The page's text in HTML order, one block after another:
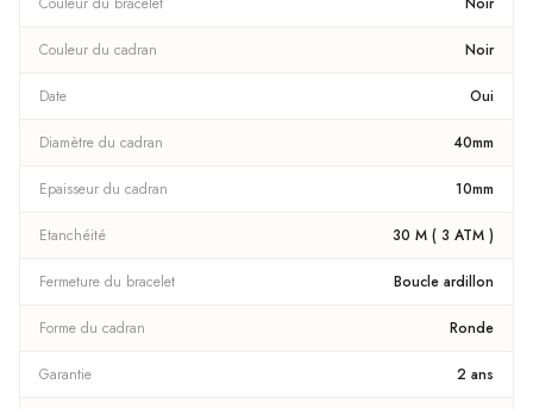
Couleur du cadran Noir
Date Oui
Diamètre du cadran 40mm
Epaisseur du cadran 10mm
Etanchéité 30 M ( 3 ATM )
Fermeture du bracelet Boucle ardillon
Forme du cadran Ronde
Garantie 2 ans